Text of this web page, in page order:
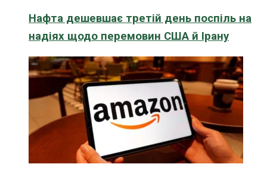
Нафта дешевшає третій день поспіль на
надіях щодо перемовин США й Ірану